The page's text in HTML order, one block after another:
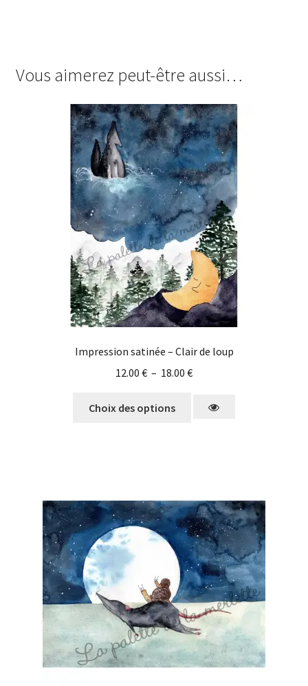
Vous aimerez peut-être aussi…
Impression satinée – Clair de loup
12.00 € – 18.00 €
Choix des options